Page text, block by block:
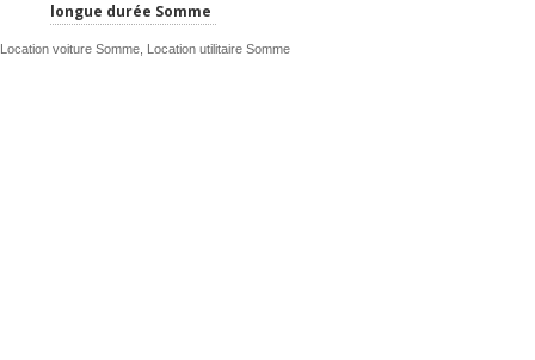
longue durée Somme
Location voiture Somme, Location utilitaire Somme